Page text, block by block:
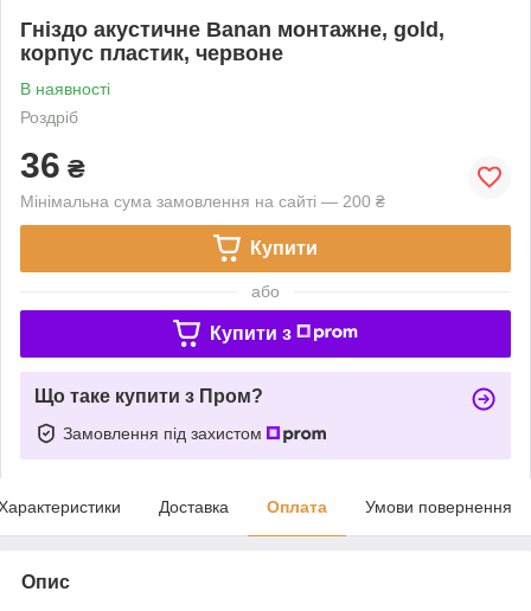
Гніздо акустичне Banan монтажне, gold,
корпус пластик, червоне
В наявності
Роздріб
36 ₴
Мінімальна сума замовлення на сайті — 200 ₴
Купити
або
Купити з
Що таке купити з Пром?
Замовлення під захистом
Доставка Оплата Умови повернення
Опис